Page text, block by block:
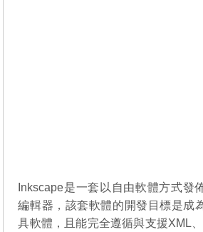
Inkscape是一套以自由軟體方式發
編輯器，該套軟體的開發目標是成
具軟體，且能完全遵循與支援XML